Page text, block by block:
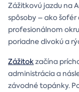
Zážitkovú jazdu na
spôsoby – ako šofér
profesionálnom
poriadne divokú a
Zážitokzačína
administrácia a
závodné topánky.